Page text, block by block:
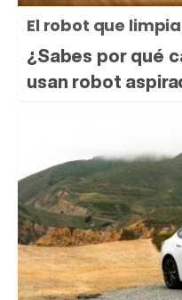
El robot que
¿Sabes por qué
usan robot